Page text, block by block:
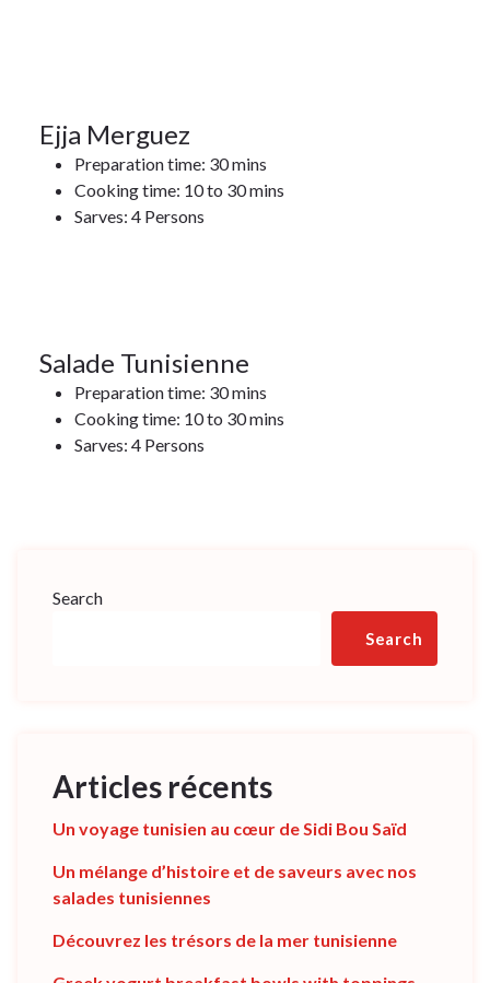
17
JAN 2022
Ejja Merguez
Preparation time: 30 mins
Cooking time: 10 to 30 mins
Sarves: 4 Persons
17
JAN 2022
17Jan
Salade Tunisienne
Preparation time: 30 mins
Cooking time: 10 to 30 mins
Sarves: 4 Persons
Search
Search
Articles récents
Un voyage tunisien au cœur de Sidi Bou Saïd
Un mélange d’histoire et de saveurs avec nos
salades tunisiennes
Découvrez les trésors de la mer tunisienne